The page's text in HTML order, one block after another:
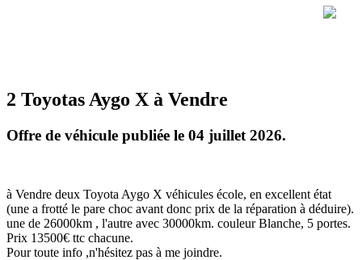
2 Toyotas Aygo X à Vendre
Offre de véhicule publiée le 04 juillet 2026.
à Vendre deux Toyota Aygo X véhicules école, en excellent état
(une a frotté le pare choc avant donc prix de la réparation à déduire).
une de 26000km , l'autre avec 30000km. couleur Blanche, 5 portes.
Prix 13500€ ttc chacune.
Pour toute info ,n'hésitez pas à me joindre.